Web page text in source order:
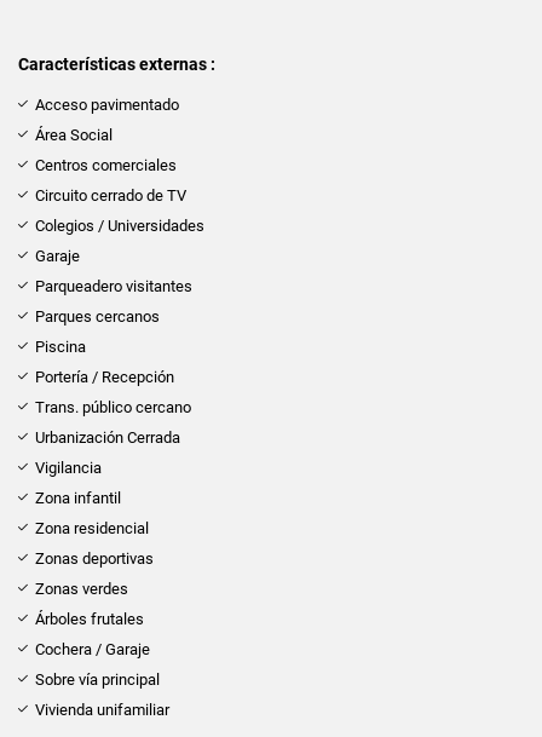
Características externas :
Acceso pavimentado
Área Social
Centros comerciales
Circuito cerrado de TV
Colegios / Universidades
Garaje
Parqueadero visitantes
Parques cercanos
Piscina
Portería / Recepción
Trans. público cercano
Urbanización Cerrada
Vigilancia
Zona infantil
Zona residencial
Zonas deportivas
Zonas verdes
Árboles frutales
Cochera / Garaje
Sobre vía principal
Vivienda unifamiliar